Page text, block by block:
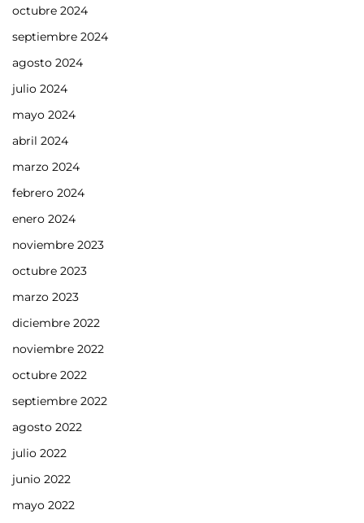
octubre 2024
septiembre 2024
agosto 2024
julio 2024
mayo 2024
abril 2024
marzo 2024
febrero 2024
enero 2024
noviembre 2023
octubre 2023
marzo 2023
diciembre 2022
noviembre 2022
octubre 2022
septiembre 2022
agosto 2022
julio 2022
junio 2022
mayo 2022